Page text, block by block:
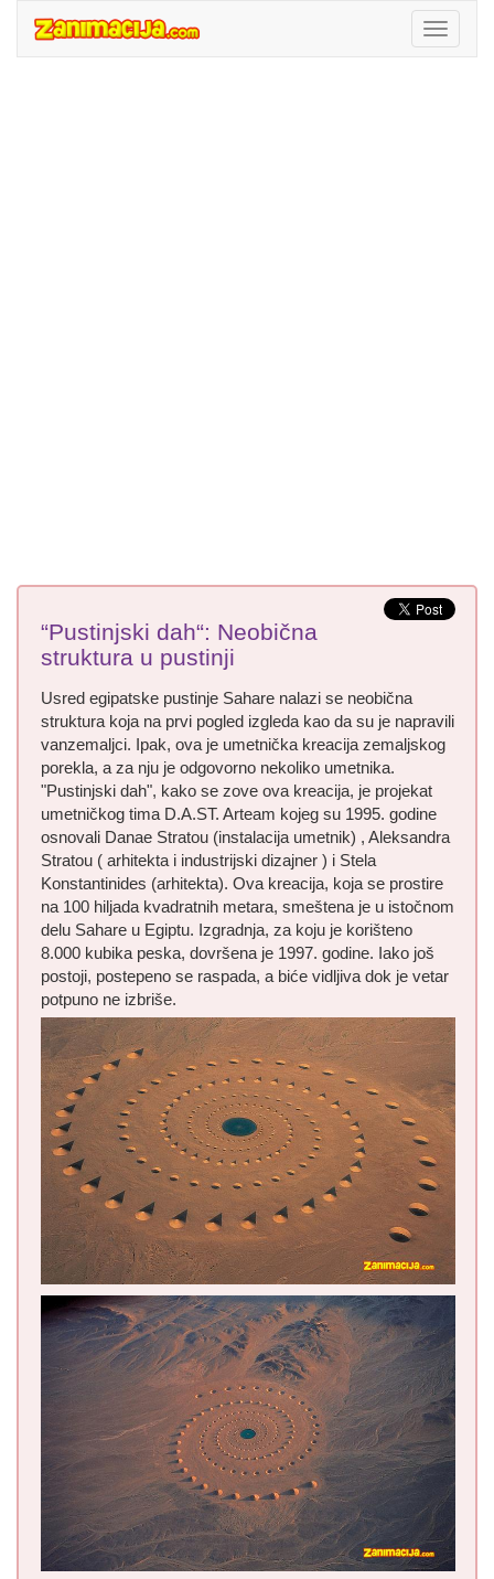
“Pustinjski dah“: Neobična
struktura u pustinji
Usred egipatske pustinje Sahare nalazi se neobična
struktura koja na prvi pogled izgleda kao da su je napravili
vanzemaljci. Ipak, ova je umetnička kreacija zemaljskog
porekla, a za nju je odgovorno nekoliko umetnika.
"Pustinjski dah", kako se zove ova kreacija, je projekat
umetničkog tima D.A.ST. Arteam kojeg su 1995. godine
osnovali Danae Stratou (instalacija umetnik) , Aleksandra
Stratou ( arhitekta i industrijski dizajner ) i Stela
Konstantinides (arhitekta). Ova kreacija, koja se prostire
na 100 hiljada kvadratnih metara, smeštena je u istočnom
delu Sahare u Egiptu. Izgradnja, za koju je korišteno
8.000 kubika peska, dovršena je 1997. godine. Iako još
postoji, postepeno se raspada, a biće vidljiva dok je vetar
potpuno ne izbriše.